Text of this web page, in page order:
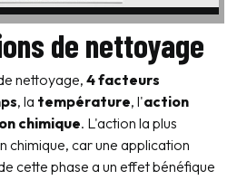
de nettoyage
nettoyage, 4 facteurs
, la température, l'action
chimique. L'action la plus
chimique, car une application
cette phase a un effet bénéfique